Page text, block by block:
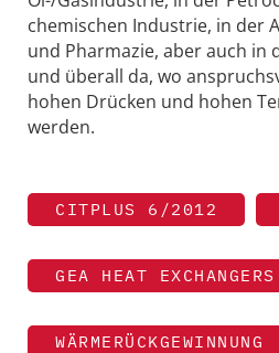
chemischen Industrie, in der
und Pharmazie, aber auch in
und überall da, wo
hohen Drücken und hohen
werden.
CITPLUS 6/2012
GEA HEAT EXCHANGERS
WÄRMERÜCKGEWINNUNG